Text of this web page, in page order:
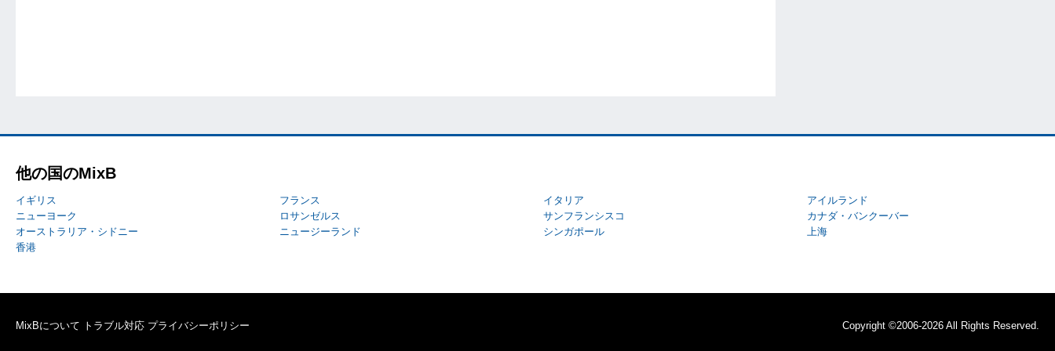
他の国のMixB
イギリス フランス イタリア
アイルランド
ニューヨーク
ロサンゼルス サンフランシスコ
カナダ・バンクーバー
オーストラリア・シドニー
ニュージーランド シンガポール
上海
香港
MixBについて トラブル対応 プライバシーポリシー Copyright ©2006-2026 All Rights Reserved.